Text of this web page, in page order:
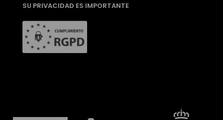
SU PRIVACIDAD ES IMPORTANTE